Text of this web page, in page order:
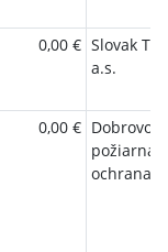
0,00 € Slovak
a.s.
0,00 €
požiarna
ochrana